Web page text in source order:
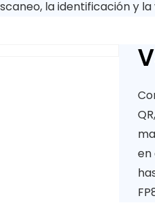
la identificación y
en